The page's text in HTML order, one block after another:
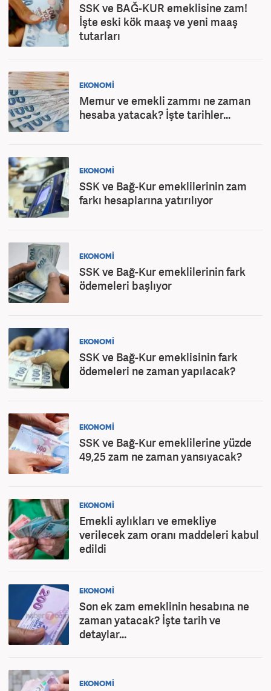
SSK ve BAĞ-KUR emeklisine zam!
İşte eski kök maaş ve yeni maaş
tutarları
EKONOMİ
Memur ve emekli zammı ne zaman
hesaba yatacak? İşte tarihler...
EKONOMİ
SSK ve Bağ-Kur emeklilerinin zam
farkı hesaplarına yatırılıyor
EKONOMİ
SSK ve Bağ-Kur emeklilerinin fark
ödemeleri başlıyor
EKONOMİ
SSK ve Bağ-Kur emeklisinin fark
ödemeleri ne zaman yapılacak?
EKONOMİ
SSK ve Bağ-Kur emeklilerine yüzde
49,25 zam ne zaman yansıyacak?
EKONOMİ
Emekli aylıkları ve emekliye
verilecek zam oranı maddeleri kabul
edildi
EKONOMİ
Son ek zam emeklinin hesabına ne
zaman yatacak? İşte tarih ve
detaylar...
EKONOMİ